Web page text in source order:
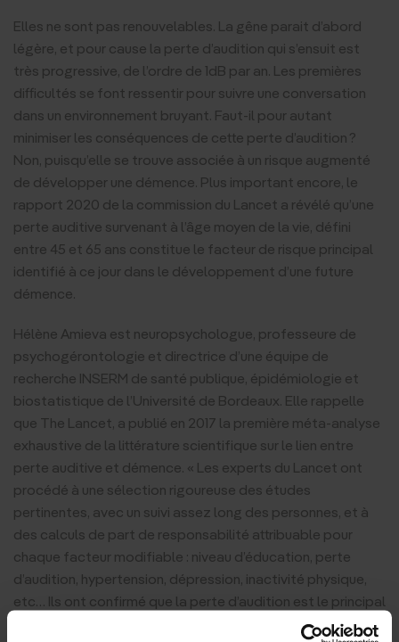
Elles ne sont pas renouvelables. La gêne parait d’abord
légère, et pour cause la perte d’audition qui s’ensuit est
très progressive, de l’ordre de 1dB par an. Les premières
difficultés se font ressentir pour suivre une conversation
dans un environnement bruyant. Faut-il pour autant
minimiser les conséquences de cette perte d’audition ?
Non, puisqu’elle se trouve associée à un risque augmenté
de développer une démence. Plus important encore, le
rapport 2020 de la commission du Lancet a révélé qu’une
perte auditive survenant à l’âge moyen de la vie, défini
entre 45 et 65 ans constitue le facteur de risque principal
identifié à ce jour dans le développement d’une future
démence.
Hélène Amieva est neuropsychologue, professeure de
psychogérontologie et directrice d’une équipe de
recherche INSERM de santé publique, épidémiologie et
biostatistique de l’Université de Bordeaux. Elle rappelle
que The Lancet, a publié en 2017 la première méta-analyse
exhaustive de la littérature scientifique sur le lien entre
perte auditive et démence. « Les experts du Lancet ont
procédé à une sélection rigoureuse des études
pertinentes, avec un suivi assez long des personnes, et à
des calculs de part de responsabilité attribuable pour
chaque facteur modifiable : niveau d’éducation, perte
d’audition, hypertension, dépression, inactivité physique,
etc… Ils ont confirmé que la perte d’audition est le principal
facteur de risque modifiable dans les démences, avec une